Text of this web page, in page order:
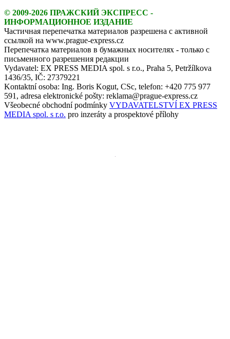
© 2009-2026 ПРАЖСКИЙ ЭКСПРЕСС -
ИНФОРМАЦИОННОЕ ИЗДАНИЕ
Частичная перепечатка материалов разрешена с активной
ссылкой на www.prague-express.cz
Перепечатка материалов в бумажных носителях - только с
письменного разрешения редакции
Vydavatel: EX PRESS MEDIA spol. s r.o., Praha 5, Petržílkova
1436/35, IČ: 27379221
Kontaktní osoba: Ing. Boris Kogut, CSc, telefon: +420 775 977
591, adresa elektronické pošty: reklama@prague-express.cz
Všeobecné obchodní podmínky VYDAVATELSTVÍ EX PRESS
MEDIA spol. s r.o. pro inzeráty a prospektové přílohy